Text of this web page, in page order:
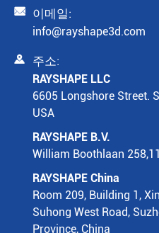
 이메일:
info@rayshape3d.com
 주소:
RAYSHAPE LLC
6605 Longshore Street.
USA
RAYSHAPE B.V.
William Boothlaan
RAYSHAPE China
Room 209, Building 1,
Suhong West Road,
Province, China